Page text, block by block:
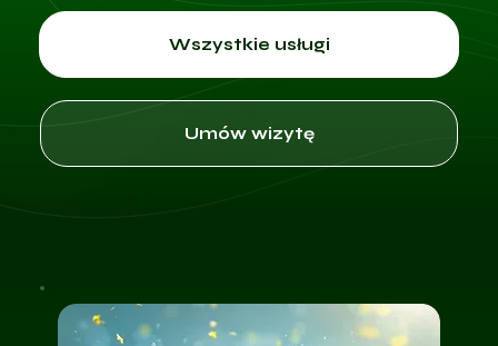
Wszystkie usługi
Umów wizytę